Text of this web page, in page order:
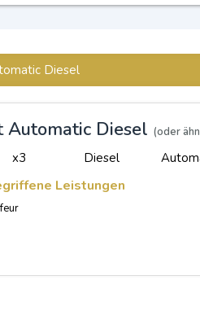
Diesel
Automatic Diesel (oder
x3 Diesel
Leistungen